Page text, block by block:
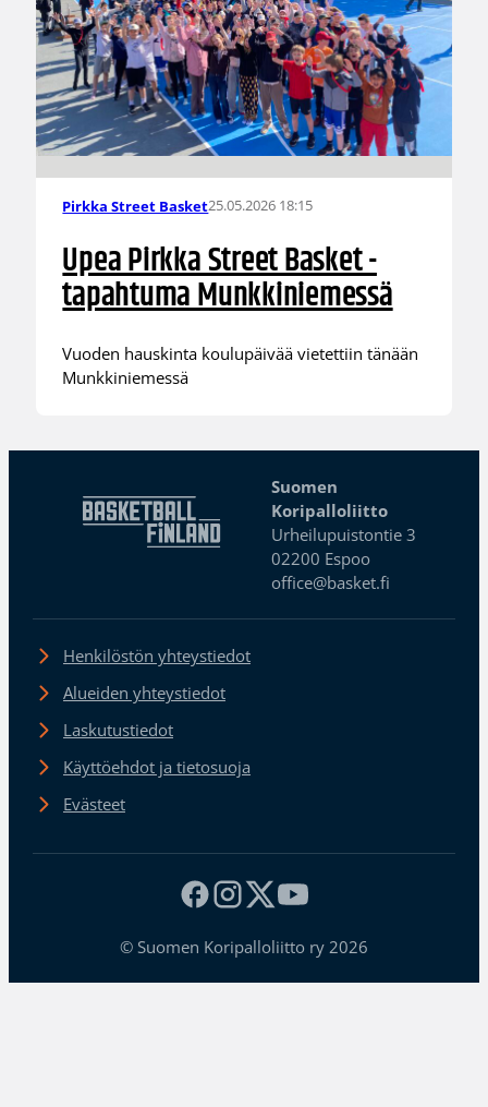
Pirkka Street Basket25.05.2026 18:15
Upea Pirkka Street Basket -
tapahtuma Munkkiniemessä
Vuoden hauskinta koulupäivää vietettiin tänään
Munkkiniemessä
Suomen
Koripalloliitto
Urheilupuistontie 3
02200 Espoo
office@basket.fi
Henkilöstön yhteystiedot
Alueiden yhteystiedot
Laskutustiedot
Käyttöehdot ja tietosuoja
Evästeet
© Suomen Koripalloliitto ry 2026